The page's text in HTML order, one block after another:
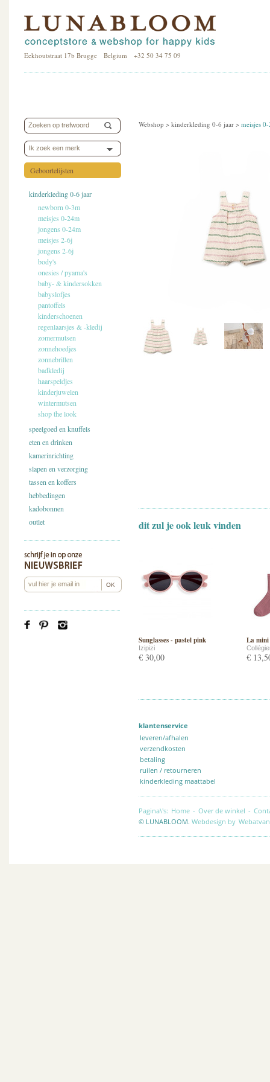
Eekhoutstraat 17b Brugge Belgium +32 50 34 75 09
Ik zoek een merk
Geboortelijsten
kinderkleding 0-6 jaar
newborn 0-3m
meisjes 0-24m
jongens 0-24m
meisjes 2-6j
jongens 2-6j
body's
onesies / pyama's
baby- & kindersokken
babyslofjes
pantoffels
kinderschoenen
regenlaarsjes & -kledij
zomermutsen
zonnehoedjes
zonnebrillen
badkledij
haarspeldjes
kinderjuwelen
wintermutsen
shop the look
speelgoed en knuffels
eten en drinken
kamerinrichting
slapen en verzorging
tassen en koffers
hebbedingen
kadobonnen
outlet
Webshop > kinderkleding 0-6 jaar > meisjes
dit zul je ook leuk vinden
Sunglasses - pastel pink
Izipizi
€ 30,00
La mini
€
klantenservice
leveren/afhalen
verzendkosten
betaling
ruilen / retourneren
kinderkleding maattabel
Pagina\'s: Home - Over de winkel -
© LUNABLOOM. Webdesign by